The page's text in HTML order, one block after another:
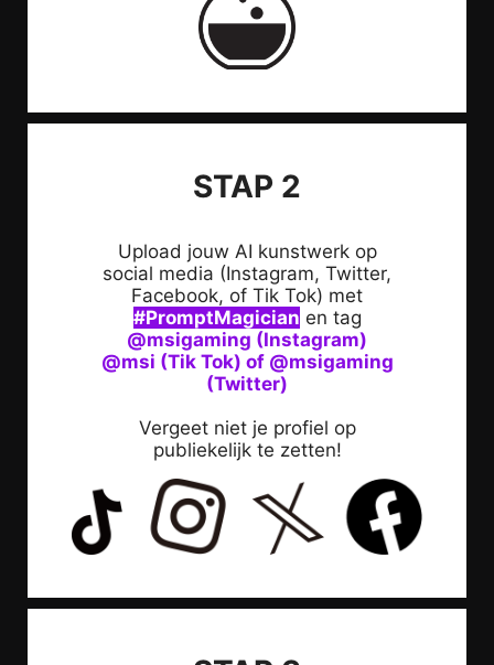
STAP 2
Upload jouw AI kunstwerk op
social media (Instagram, Twitter,
Facebook, of Tik Tok) met
#PromptMagician en tag
@msigaming (Instagram)
@msi (Tik Tok) of @msigaming
(Twitter)
Vergeet niet je profiel op
publiekelijk te zetten!